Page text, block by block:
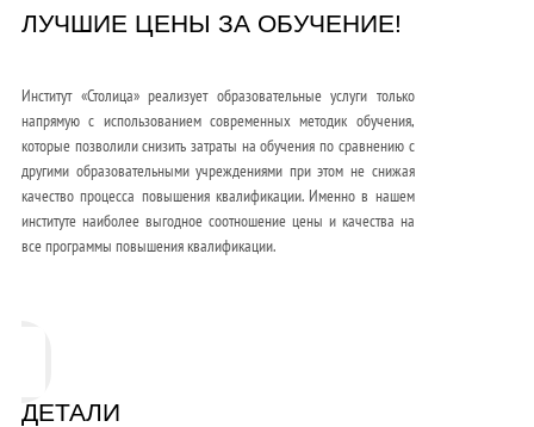
ЛУЧШИЕ ЦЕНЫ ЗА ОБУЧЕНИЕ!
Институт «Столица» реализует образовательные услуги только
напрямую с использованием современных методик обучения,
которые позволили снизить затраты на обучения по сравнению с
другими образовательными учреждениями при этом не снижая
качество процесса повышения квалификации. Именно в нашем
институте наиболее выгодное соотношение цены и качества на
все программы повышения квалификации.
ДЕТАЛИ